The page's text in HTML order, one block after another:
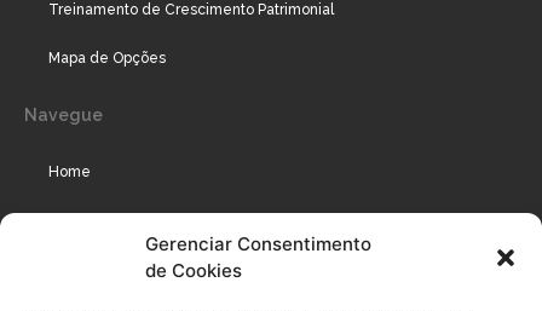
Gerenciar Consentimento
de Cookies
Treinamento de Crescimento Patrimonial
Mapa de Opções
Navegue
Home